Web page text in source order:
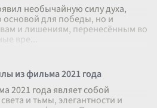
необычайную силу духа,
основой для победы, но и
и лишениям, перенесённым во
вре
из фильма 2021 года
2021 года являет собой
и тьмы, элегантности и